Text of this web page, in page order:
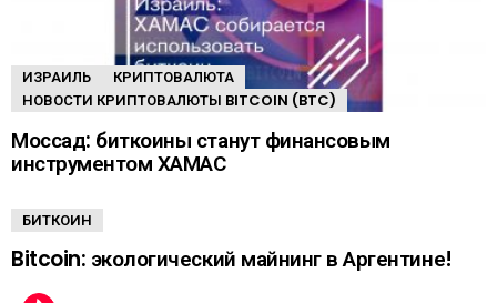
ИЗРАИЛЬ
КРИПТОВАЛЮТА
НОВОСТИ КРИПТОВАЛЮТЫ BITCOIN (BTC)
Моссад: биткоины станут финансовым
инструментом ХАМАС
БИТКОИН
Bitcoin: экологический майнинг в Аргентине!